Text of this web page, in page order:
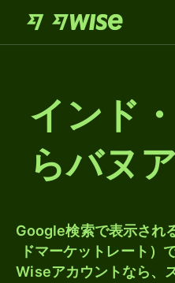
インド
らバヌ
Google検索で表示され
ドマーケットレート）
Wiseアカウントなら、